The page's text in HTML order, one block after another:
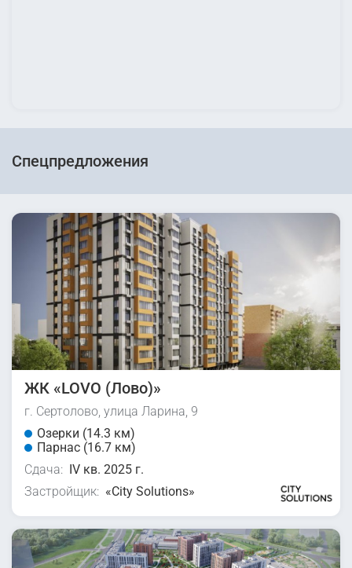
Спецпредложения
ЖК «LOVO (Лово)»
г. Сертолово, улица Ларина, 9
Озерки (14.3 км)
Парнас (16.7 км)
Сдача: IV кв. 2025 г.
Застройщик: «City Solutions»